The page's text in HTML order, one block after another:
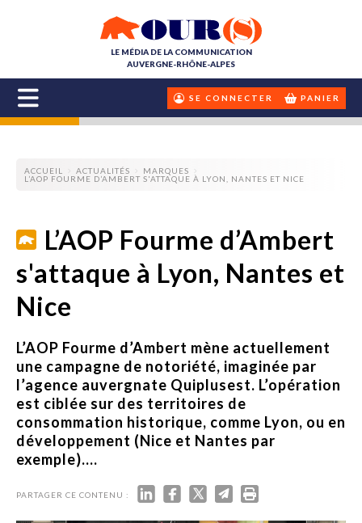
LE MÉDIA DE LA COMMUNICATION
AUVERGNE-RHÔNE-ALPES
SE CONNECTER PANIER
ACCUEIL ACTUALITÉS
MARQUES
L’AOP FOURME D’AMBERT S'ATTAQUE À LYON, NANTES ET NICE
L’AOP Fourme d’Ambert
s'attaque à Lyon, Nantes et
Nice
L’AOP Fourme d’Ambert mène actuellement
une campagne de notoriété, imaginée par
l’agence auvergnate Quiplusest. L’opération
est ciblée sur des territoires de
consommation historique, comme Lyon, ou en
développement (Nice et Nantes par
exemple)....
PARTAGER CE CONTENU :